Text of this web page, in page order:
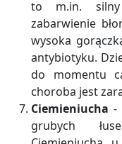
to m.in. silny
zabarwienie
wysoka
antybiotyku.
do momentu
choroba jest
Ciemieniucha-
grubych